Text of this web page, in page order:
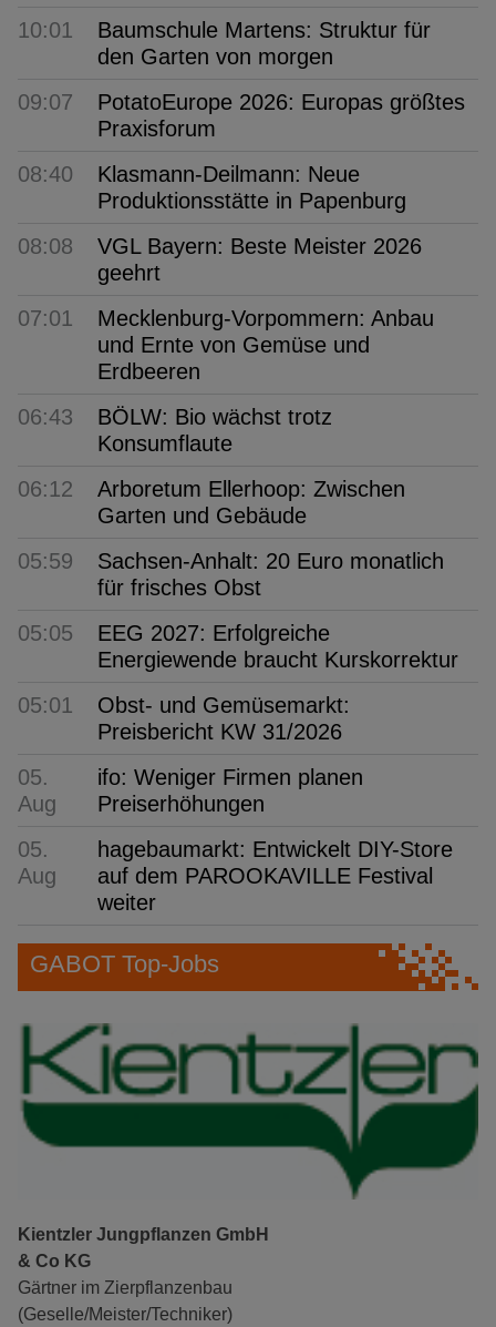
10:01
Baumschule Martens: Struktur für
den Garten von morgen
09:07
PotatoEurope 2026: Europas größtes
Praxisforum
08:40
Klasmann-Deilmann: Neue
Produktionsstätte in Papenburg
08:08
VGL Bayern: Beste Meister 2026
geehrt
07:01
Mecklenburg-Vorpommern: Anbau
und Ernte von Gemüse und
Erdbeeren
06:43
BÖLW: Bio wächst trotz
Konsumflaute
06:12
Arboretum Ellerhoop: Zwischen
Garten und Gebäude
05:59
Sachsen-Anhalt: 20 Euro monatlich
für frisches Obst
05:05
EEG 2027: Erfolgreiche
Energiewende braucht Kurskorrektur
05:01
Obst- und Gemüsemarkt:
Preisbericht KW 31/2026
05.
Aug
ifo: Weniger Firmen planen
Preiserhöhungen
05.
Aug
hagebaumarkt: Entwickelt DIY-Store
auf dem PAROOKAVILLE Festival
weiter
GABOT Top-Jobs
Kientzler Jungpflanzen GmbH
& Co KG
Gärtner im Zierpflanzenbau
(Geselle/Meister/Techniker)